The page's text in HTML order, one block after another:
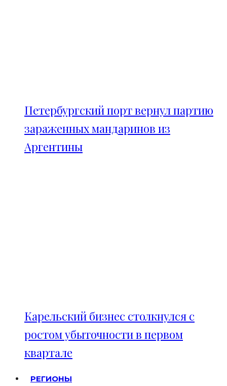
Петербургский порт вернул партию
зараженных мандаринов из
Аргентины
Карельский бизнес столкнулся с
ростом убыточности в первом
квартале
РЕГИОНЫ